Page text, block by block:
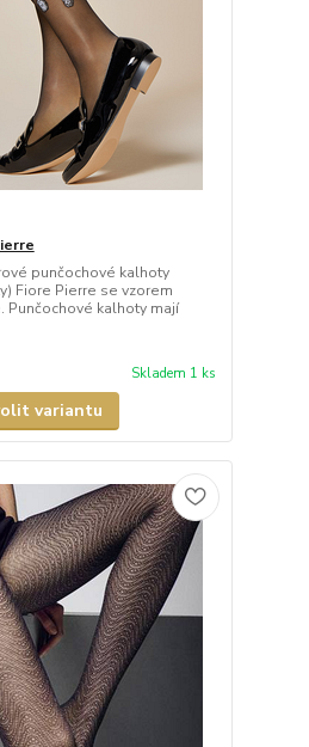
punčochové kalhoty
Fiore Pierre se vzorem
Punčochové kalhoty mají
Skladem 1 ks
variantu